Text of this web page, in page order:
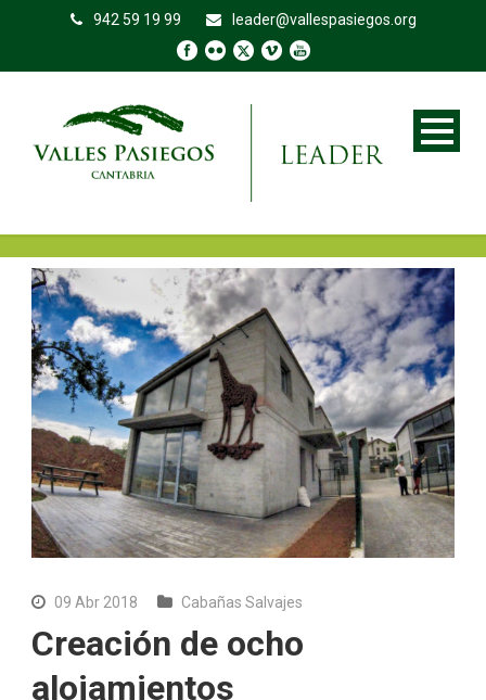
942 59 19 99 leader@vallespasiegos.org
09 Abr 2018 Cabañas Salvajes
Creación de ocho
alojamientos